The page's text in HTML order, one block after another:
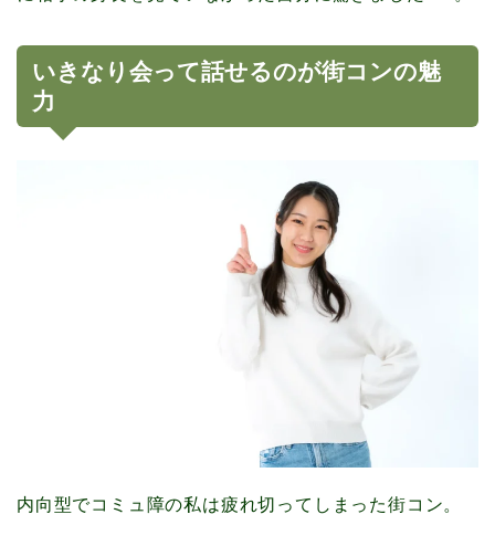
いきなり会って話せるのが街コンの魅
力
内向型でコミュ障の私は疲れ切ってしまった街コン。